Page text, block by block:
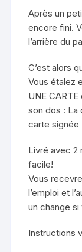
Après un
encore fini.
l’arrière du
C’est alors
Vous étalez
UNE
son dos : La
carte signée
Livré avec 2
facile!
Vous
l’emploi et
un change
Instructions